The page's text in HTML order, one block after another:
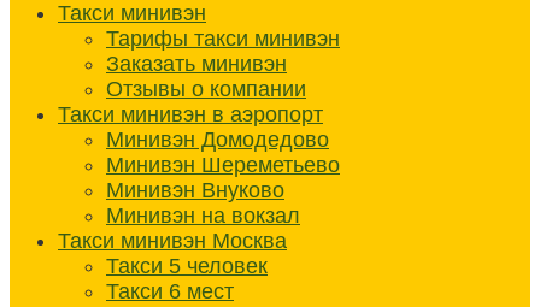
Такси минивэн
Тарифы такси минивэн
Заказать минивэн
Отзывы о компании
Такси минивэн в аэропорт
Минивэн Домодедово
Минивэн Шереметьево
Минивэн Внуково
Минивэн на вокзал
Такси минивэн Москва
Такси 5 человек
Такси 6 мест